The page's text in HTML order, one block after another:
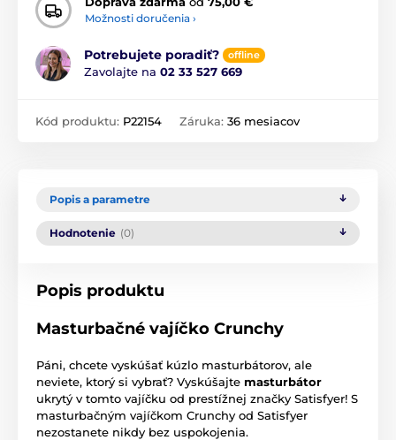
Možnosti doručenia ›
Potrebujete poradiť? offline
Zavolajte na 02 33 527 669
Kód produktu: P22154 Záruka: 36 mesiacov
Popis a parametre
Hodnotenie (0)
Popis produktu
Masturbačné vajíčko Crunchy
Páni, chcete vyskúšať kúzlo masturbátorov, ale
neviete, ktorý si vybrať? Vyskúšajte masturbátor
ukrytý v tomto vajíčku od prestížnej značky Satisfyer! S
masturbačným vajíčkom Crunchy od Satisfyer
nezostanete nikdy bez uspokojenia.